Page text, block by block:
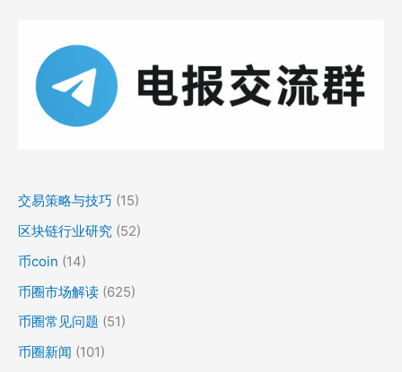
交易策略与技巧 (15)
区块链行业研究 (52)
币coin (14)
币圈市场解读 (625)
币圈常见问题 (51)
币圈新闻 (101)